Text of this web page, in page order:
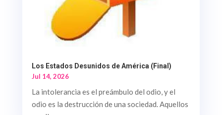
Los Estados Desunidos de América (Final)
Jul 14, 2026
La intolerancia es el preámbulo del odio, y el
odio es la destrucción de una sociedad. Aquellos